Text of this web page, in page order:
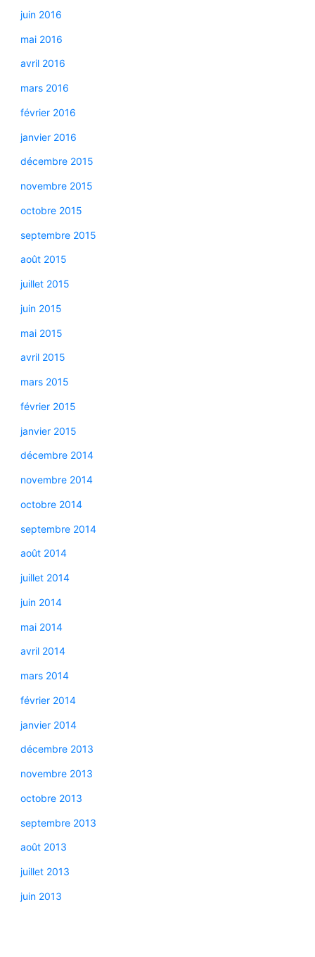
juin 2016
mai 2016
avril 2016
mars 2016
février 2016
janvier 2016
décembre 2015
novembre 2015
octobre 2015
septembre 2015
août 2015
juillet 2015
juin 2015
mai 2015
avril 2015
mars 2015
février 2015
janvier 2015
décembre 2014
novembre 2014
octobre 2014
septembre 2014
août 2014
juillet 2014
juin 2014
mai 2014
avril 2014
mars 2014
février 2014
janvier 2014
décembre 2013
novembre 2013
octobre 2013
septembre 2013
août 2013
juillet 2013
juin 2013